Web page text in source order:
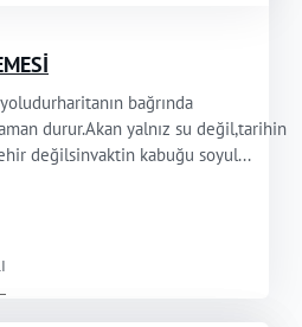
bağrında
durur.Akan yalnız su değil,tarihin
değilsinvaktin kabuğu soyul...